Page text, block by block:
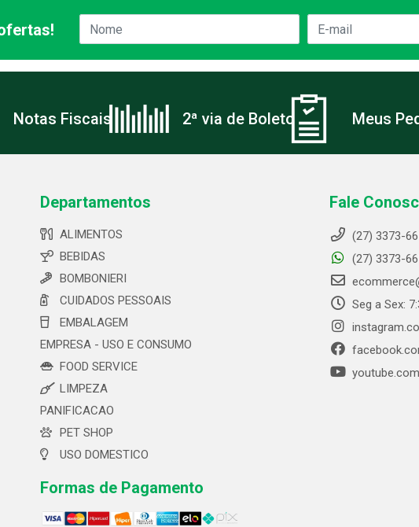
Notas Fiscais 2ª via de Boleto Meus
Departamentos
ALIMENTOS
BEBIDAS
BOMBONIERI
CUIDADOS PESSOAIS
EMBALAGEM
EMPRESA - USO E CONSUMO
FOOD SERVICE
LIMPEZA
PANIFICACAO
PET SHOP
USO DOMESTICO
Formas de Pagamento
Fale
(27) 3373-
(27) 3373-
Seg a Sex: